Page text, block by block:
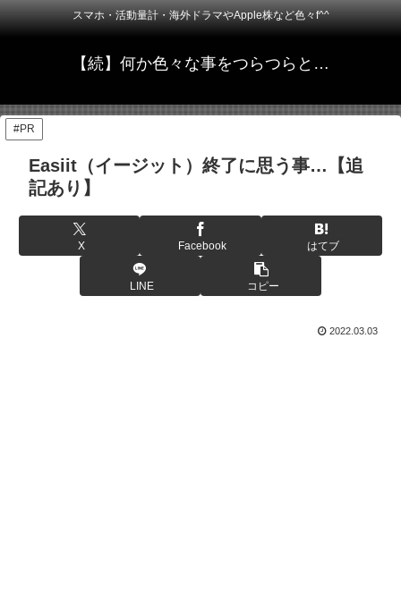
スマホ・活動量計・海外ドラマやApple株など色々f^^
【続】何か色々な事をつらつらと…
#PR
Easiit（イージット）終了に思う事…【追
記あり】
X Facebook はてブ
LINE コピー
2022.03.03